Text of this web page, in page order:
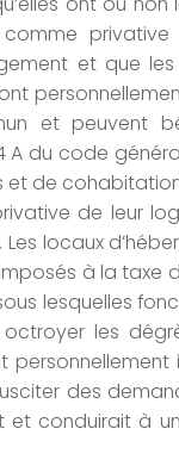
et que les
et peuvent
A du code
et de
de leur
locaux
à la taxe
lesquelles
les
des
et conduirait à